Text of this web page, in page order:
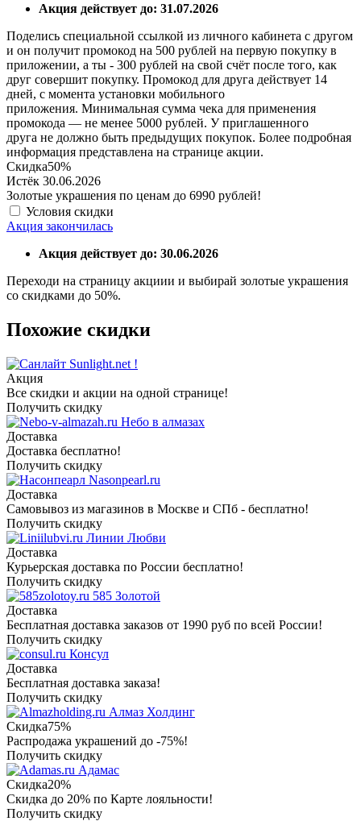
Акция действует до: 31.07.2026
Поделись специальной ссылкой из личного кабинета с другом
и он получит промокод на 500 рублей на первую покупку в
приложении, а ты - 300 рублей на свой счёт после того, как
друг совершит покупку. Промокод для друга действует 14
дней, с момента установки мобильного
приложения. Минимальная сумма чека для применения
промокода — не менее 5000 рублей. У приглашенного
друга не должно быть предыдущих покупок. Более подробная
информация представлена на странице акции.
Скидка50%
Истёк 30.06.2026
Золотые украшения по ценам до 6990 рублей!
Условия скидки
Акция закончилась
Акция действует до: 30.06.2026
Переходи на страницу акциии и выбирай золотые украшения
со скидками до 50%.
Похожие скидки
Sunlight.net !
Акция
Все скидки и акции на одной странице!
Получить скидку
Небо в алмазах
Доставка
Доставка бесплатно!
Получить скидку
Nasonpearl.ru
Доставка
Самовывоз из магазинов в Москве и СПб - бесплатно!
Получить скидку
Линии Любви
Доставка
Курьерская доставка по России бесплатно!
Получить скидку
585 Золотой
Доставка
Бесплатная доставка заказов от 1990 руб по всей России!
Получить скидку
Консул
Доставка
Бесплатная доставка заказа!
Получить скидку
Алмаз Холдинг
Скидка75%
Распродажа украшений до -75%!
Получить скидку
Адамас
Скидка20%
Скидка до 20% по Карте лояльности!
Получить скидку